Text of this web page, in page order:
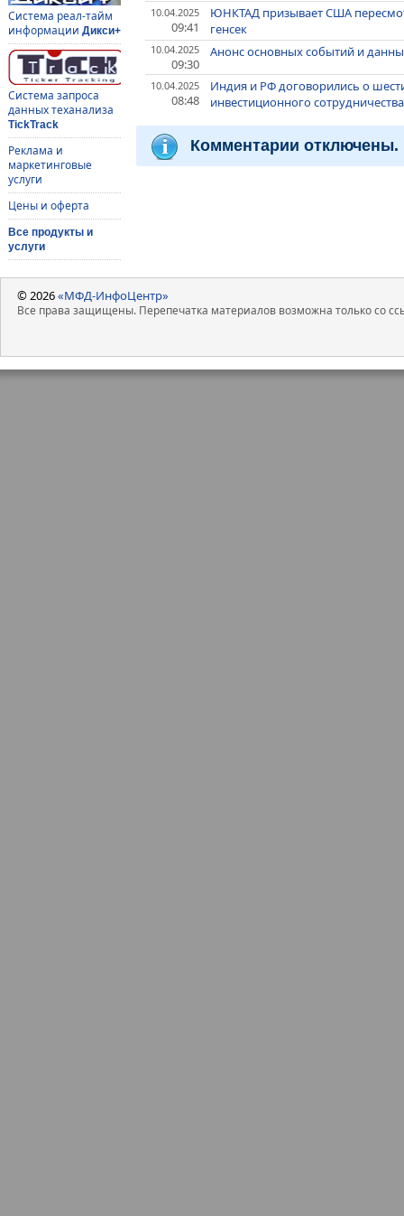
Система реал-тайм
информации Дикси+
Система запроса
данных теханализа
TickTrack
Реклама и
маркетинговые
услуги
Цены и оферта
Все продукты и
услуги
10.04.2025
09:41
ЮНКТАД призывает США
генсек
10.04.2025
09:30
Анонс основных событий и
10.04.2025
08:48
Индия и РФ договорились о
инвестиционного сотрудничества
Комментарии отключены.
© 2026«МФД-ИнфоЦентр»
Все права защищены. Перепечатка материалов возможна только со